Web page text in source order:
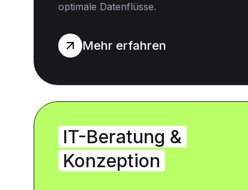
optimale Datenflüsse.
Mehr erfahren
IT-Beratung &
Konzeption